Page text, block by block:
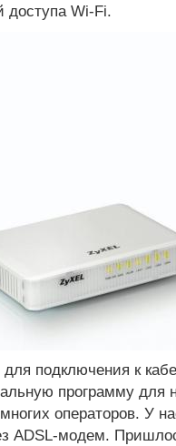
доступа Wi-Fi.
для подключения к
программу для
операторов. У
ADSL-модем.